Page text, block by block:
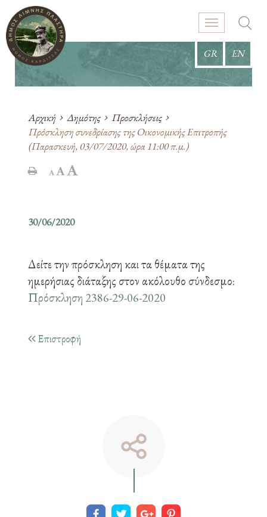
GR EN
Αρχική Δημότης
Προσκλήσεις
Πρόσκληση συνεδρίασης της Οικονομικής Επιτροπής
(Παρασκευή, 03/07/2020, ώρα 11:00 π.μ.)
30/06/2020
Δείτε την πρόσκληση και τα θέματα της
ημερήσιας διάταξης στον ακόλουθο σύνδεσμο:
Πρόσκληση 2386-29-06-2020
Επιστροφή